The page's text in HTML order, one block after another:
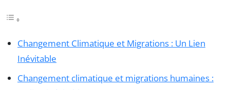
Changement Climatique et Migrations : Un Lien
Inévitable
Changement climatique et migrations humaines :